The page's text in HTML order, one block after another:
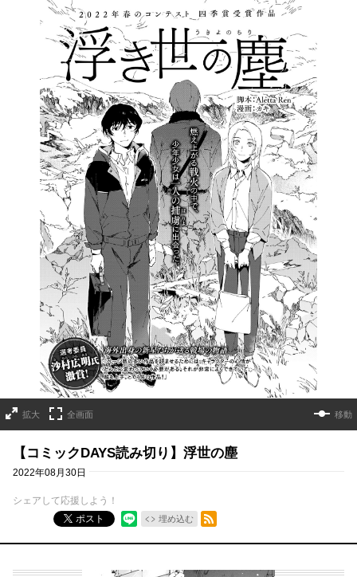
拡大 全画面 移動
【コミックDAYS読み切り】浮世の塵
2022年08月30日
シェアして応援しよう！
ポスト
埋め込む
RSSフィード